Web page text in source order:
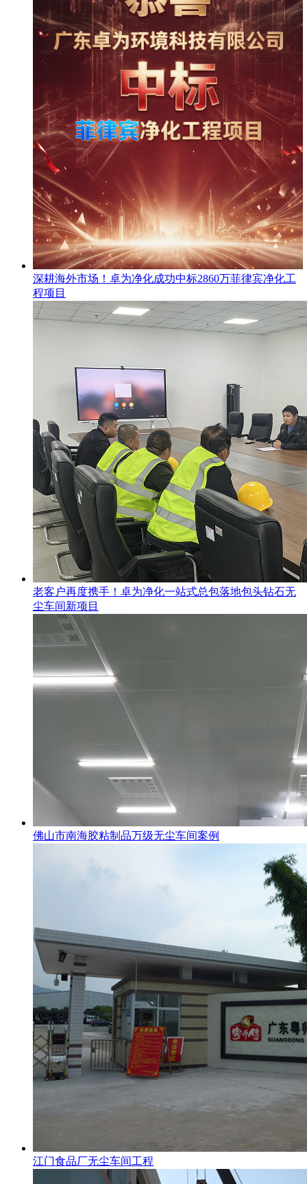
​深耕海外市场！卓为净化成功中标2860万菲律宾净化工
程项目
老客户再度携手！卓为净化一站式总包落地包头钻石无
尘车间新项目
佛山市南海胶粘制品万级无尘车间案例
江门食品厂无尘车间工程